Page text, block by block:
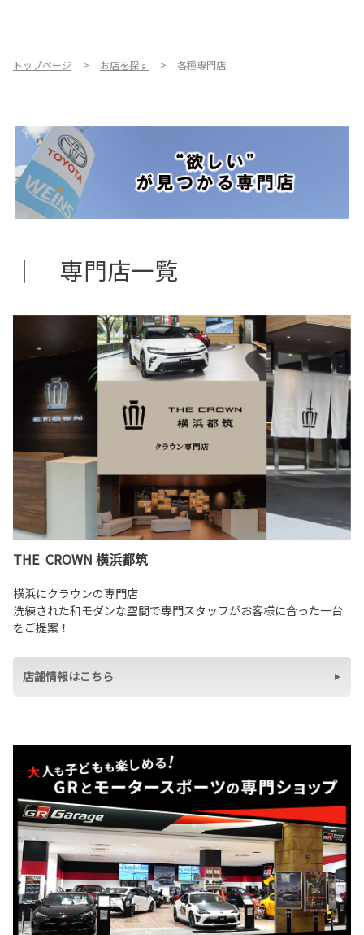
新車を探す
新車購入ガイド
地域応援活動
法人のお客様
各種予約
事故・故障受付センター
[受付]24時間,365日対応
0800-080-5365
トップページ お店を探す 各種専門店
｜ 専門店一覧
THE CROWN 横浜都筑
横浜にクラウンの専門店
洗練された和モダンな空間で専門スタッフがお客様に合った一台
をご提案！
店舗情報はこちら